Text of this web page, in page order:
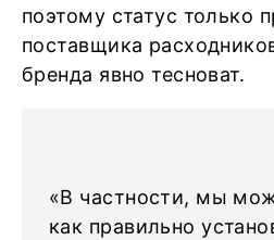
поэтому статус только
поставщика
бренда явно тесноват.
«В частности, мы
как правильно